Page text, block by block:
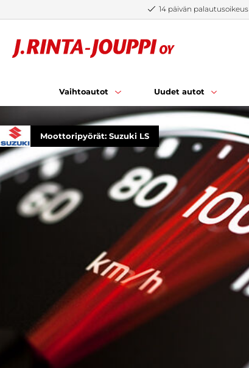
14 päivän palautusoikeus
Vaihtoautot Uudet autot
Moottoripyörät: Suzuki LS